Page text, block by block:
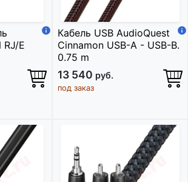
RJ/E
Кабель USB AudioQuest
Cinnamon USB-A - USB-B.
0.75 m
13 540 руб.
под заказ